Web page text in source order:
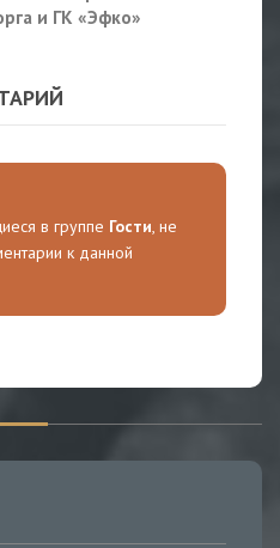
и ГК «Эфко»
в группе Гости, не
к данной